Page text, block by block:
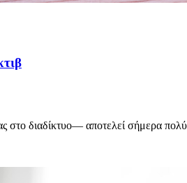
διαδίκτυο— αποτελεί σήμερα